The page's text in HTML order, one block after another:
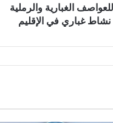
الغبارية والرملية